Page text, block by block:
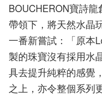
BOUCHERON寶詩
帶領下，將天然水晶
一番新嘗試：「原本
製的珠寶沒有採用水
具去提升純粹的感覺
之上，亦令整個系列